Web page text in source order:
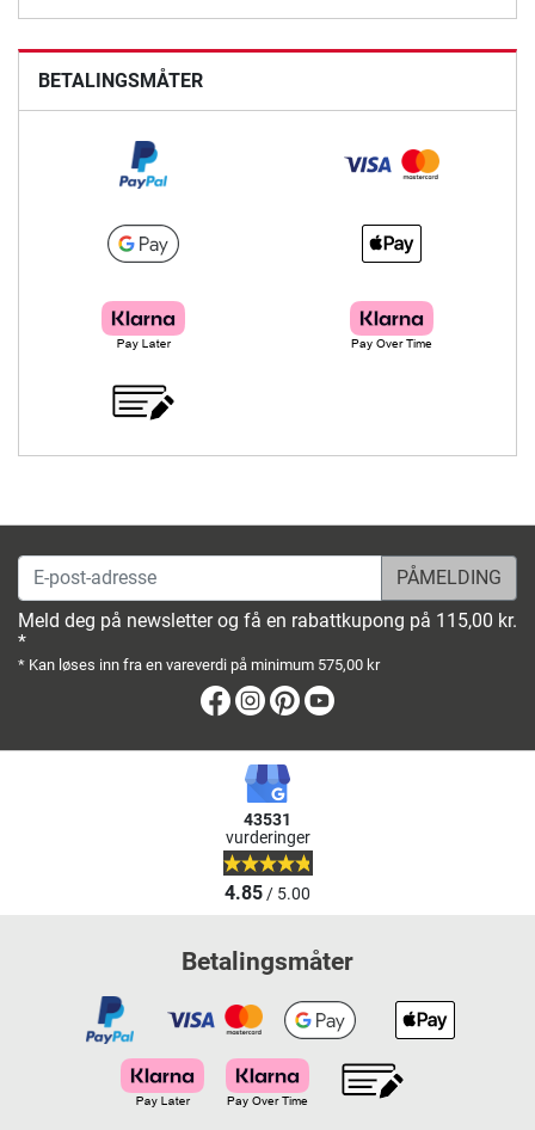
BETALINGSMÅTER
E-post-adresse
Meld deg på newsletter og få en rabattkupong på 115,00 kr.
*
* Kan løses inn fra en vareverdi på minimum 575,00 kr
Facebook
Instagram
Pinterest
43531
vurderinger
4.85/ 5.00
Betalingsmåter